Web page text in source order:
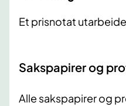
Et prisnotat
Sakspapirer og
Alle sakspapirer og